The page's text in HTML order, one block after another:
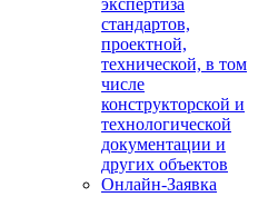
экспертиза
стандартов,
проектной,
технической, в том
числе
конструкторской и
технологической
документации и
других объектов
Онлайн-Заявка